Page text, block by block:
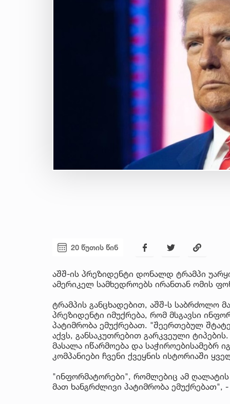
20 წუთის წინ
აშშ-ის პრეზიდენტი დონალდ ტრამპი
ამერიკელ სამხედროებს ირანთან ომის
ტრამპის განცხადებით, აშშ-ს საბრძოლო
პრეზიდენტი იმუქრება, რომ მსგავსი
პატიმრობა ემუქრებათ. "შეერთებულ
აქვს, განსაკუთრებით გარკვეული
მასალა იწარმოება და საჭიროებისამებრ
კომპანიები ჩვენი ქვეყნის ისტორიაში
"ინფორმატორები", რომლებიც ამ
მათ ხანგრძლივი პატიმრობა